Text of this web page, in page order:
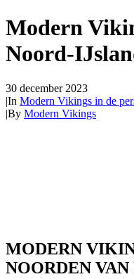
Modern
Noord-
30 december 2023
|In Modern Vikings in de
|By Modern Vikings
MODERN
NOORDEN